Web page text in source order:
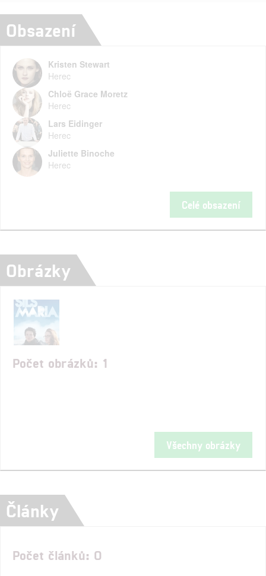
Obsazení
Kristen Stewart
Herec
Chloë Grace Moretz
Herec
Lars Eidinger
Herec
Juliette Binoche
Herec
Celé obsazení
Obrázky
Počet obrázků: 1
Všechny obrázky
Články
Počet článků: 0